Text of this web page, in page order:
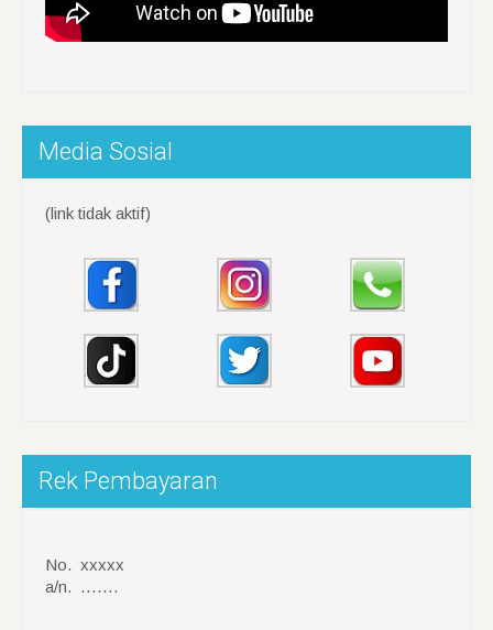
Media Sosial
(link tidak aktif)
Rek Pembayaran
No. xxxxx
a/n. …….